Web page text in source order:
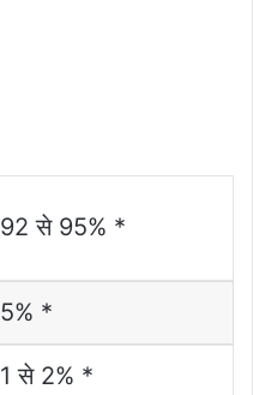
92 से 95% *
5% *
1 से 2% *